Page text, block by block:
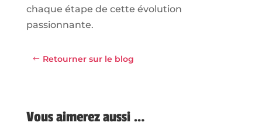
chaque étape de cette évolution
passionnante.
Retourner sur le blog
Vous aimerez aussi …